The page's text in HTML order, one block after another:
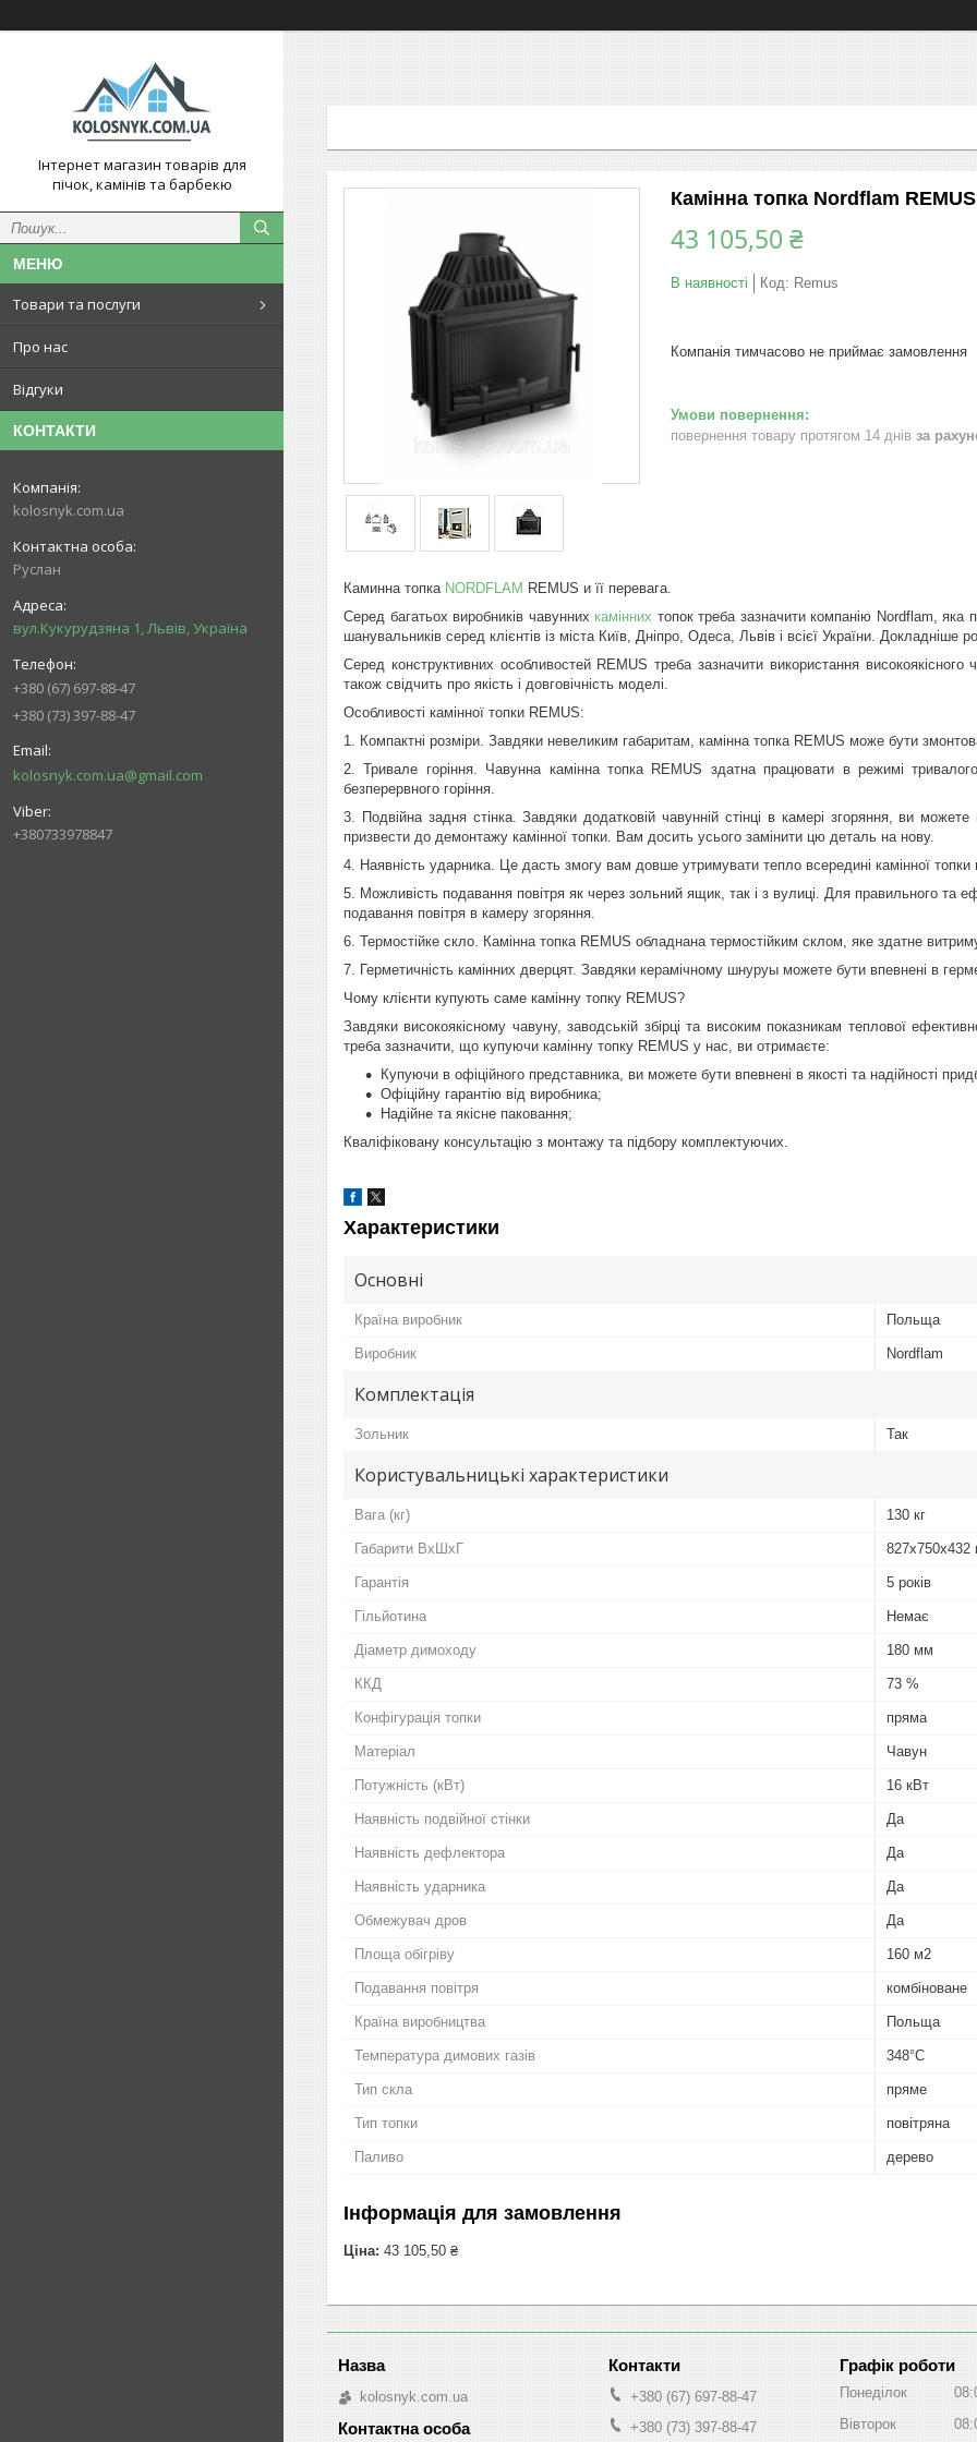
Інтернет магазин товарів для
пічок, камінів та барбекю
Товари та послуги
Про нас
Відгуки
КОНТАКТИ
kolosnyk.com.ua
Руслан
вул.Кукурудзяна 1, Львів, Україна
+380 (67) 697-88-47
+380 (73) 397-88-47
kolosnyk.com.ua@gmail.com
+380733978847
Камінна топка Nordflam REMUS
43 105,50 ₴
В наявності Код: Remus
Компанія тимчасово не приймає замовлення
повернення товару протягом 14 днів за
Каминна топка NORDFLAM REMUS и її перевага.
Серед багатьох виробників чавунних камінних топок треба зазначити компанію Nordflam, яка
шанувальників серед клієнтів із міста Київ, Дніпро, Одеса, Львів і всієї України. Докладніше
Серед конструктивних особливостей REMUS треба зазначити використання
також свідчить про якість і довговічність моделі.
Особливості камінної топки REMUS:
1. Компактні розміри. Завдяки невеликим габаритам, камінна топка REMUS може бути
2. Тривале горіння. Чавунна камінна топка REMUS здатна працювати в режимі
безперервного горіння.
3. Подвійна задня стінка. Завдяки додатковій чавунній стінці в камері згоряння, ви
призвести до демонтажу камінної топки. Вам досить усього замінити цю деталь на нову.
4. Наявність ударника. Це дасть змогу вам довше утримувати тепло всередині камінної топки
5. Можливість подавання повітря як через зольний ящик, так і з вулиці. Для правильного та
подавання повітря в камеру згоряння.
6. Термостійке скло. Камінна топка REMUS обладнана термостійким склом, яке здатне
7. Герметичність камінних дверцят. Завдяки керамічному шнуруы можете бути впевнені в
Чому клієнти купують саме камінну топку REMUS?
Завдяки високоякісному чавуну, заводській збірці та високим показникам теплової
треба зазначити, що купуючи камінну топку REMUS у нас, ви отримаєте:
Купуючи в офіційного представника, ви можете бути впевнені в якості та надійності
Офіційну гарантію від виробника;
Надійне та якісне паковання;
Кваліфіковану консультацію з монтажу та підбору комплектуючих.
Характеристики
Основні
Країна виробник Польща
Виробник Nordflam
Комплектація
Зольник Так
Користувальницькі характеристики
Вага (кг) 130 кг
Габарити ВхШхГ
Гарантія 5 років
Гільйотина Немає
Діаметр димоходу 180 мм
ККД 73 %
Конфігурація топки пряма
Матеріал Чавун
Потужність (кВт) 16 кВт
Наявність подвійної стінки Да
Наявність дефлектора Да
Наявність ударника Да
Обмежувач дров Да
Площа обігріву 160 м2
Подавання повітря комбіноване
Країна виробництва Польща
Температура димових газів 348°C
Тип скла пряме
Тип топки повітряна
Паливо дерево
Інформація для замовлення
Ціна: 43 105,50 ₴
kolosnyk.com.ua
+380 (67) 697-88-47
+380 (73) 397-88-47
Графік роботи
Понеділок
Вівторок